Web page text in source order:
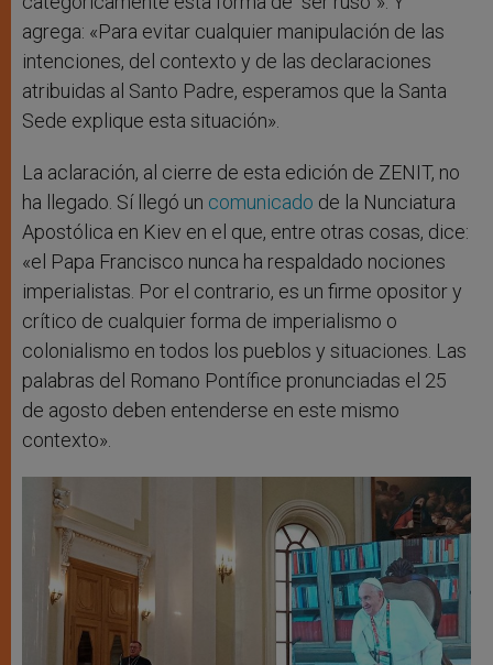
agrega: «Para evitar cualquier manipulación de las
intenciones, del contexto y de las declaraciones
atribuidas al Santo Padre, esperamos que la Santa
Sede explique esta situación».
La aclaración, al cierre de esta edición de ZENIT, no
ha llegado. Sí llegó un comunicado de la Nunciatura
Apostólica en Kiev en el que, entre otras cosas, dice:
«el Papa Francisco nunca ha respaldado nociones
imperialistas. Por el contrario, es un firme opositor y
crítico de cualquier forma de imperialismo o
colonialismo en todos los pueblos y situaciones. Las
palabras del Romano Pontífice pronunciadas el 25
de agosto deben entenderse en este mismo
contexto».